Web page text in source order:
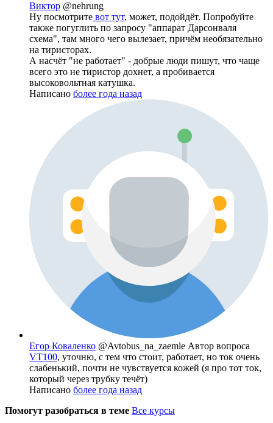
Виктор @nehrung
Ну посмотрите вот тут, может, подойдёт. Попробуйте
также погуглить по запросу "аппарат Дарсонваля
схема", там много чего вылезает, причём необязательно
на тиристорах.
А насчёт "не работает" - добрые люди пишут, что чаще
всего это не тиристор дохнет, а пробивается
высоковольтная катушка.
Написано более года назад
Егор Коваленко @Avtobus_na_zaemle Автор вопроса
VT100, уточню, с тем что стоит, работает, но ток очень
слабенький, почти не чувствуется кожей (я про тот ток,
который через трубку течёт)
Написано более года назад
Помогут разобраться в теме Все курсы